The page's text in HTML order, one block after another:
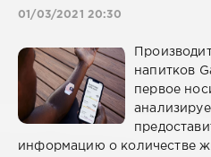
01/03/2021 20:30
напитков
первое
информацию о количестве